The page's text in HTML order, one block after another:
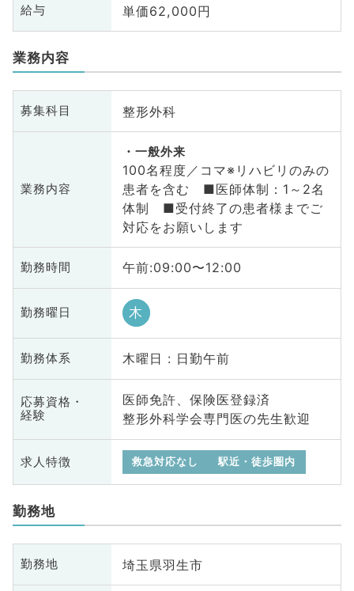
給与 単価62,000円
業務内容
募集科目 整形外科
業務内容
一般外来
100名程度／コマ※リハビリのみの
患者を含む ■医師体制：1～2名
体制 ■受付終了の患者様までご
対応をお願いします
勤務時間 午前:09:00〜12:00
勤務曜日 木
勤務体系 木曜日 : 日勤午前
応募資格・
経験
医師免許、保険医登録済
整形外科学会専門医の先生歓迎
求人特徴 救急対応なし 駅近・徒歩圏内
勤務地
勤務地 埼玉県羽生市